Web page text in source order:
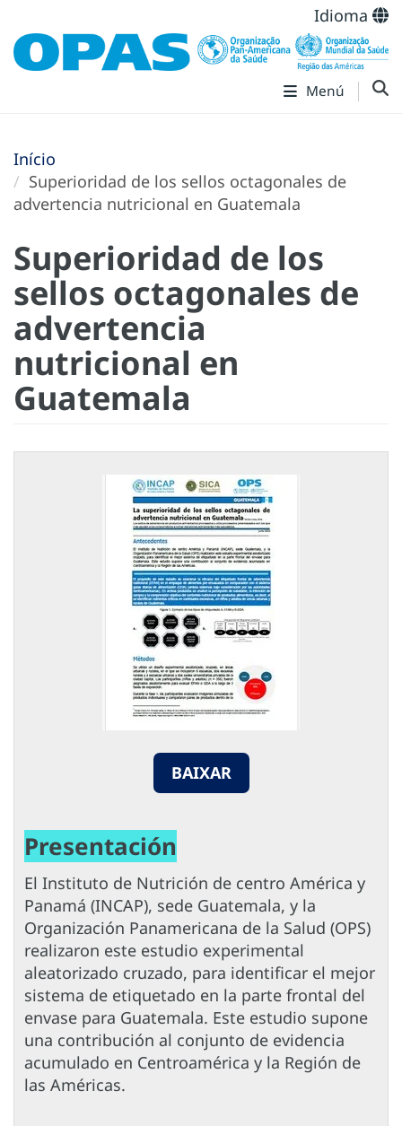
Idioma
Menú
Início
Superioridad de los sellos octagonales de
advertencia nutricional en Guatemala
Superioridad de los
sellos octagonales de
advertencia
nutricional en
Guatemala
BAIXAR
Presentación
El Instituto de Nutrición de centro América y
Panamá (INCAP), sede Guatemala, y la
Organización Panamericana de la Salud (OPS)
realizaron este estudio experimental
aleatorizado cruzado, para identificar el mejor
sistema de etiquetado en la parte frontal del
envase para Guatemala. Este estudio supone
una contribución al conjunto de evidencia
acumulado en Centroamérica y la Región de
las Américas.